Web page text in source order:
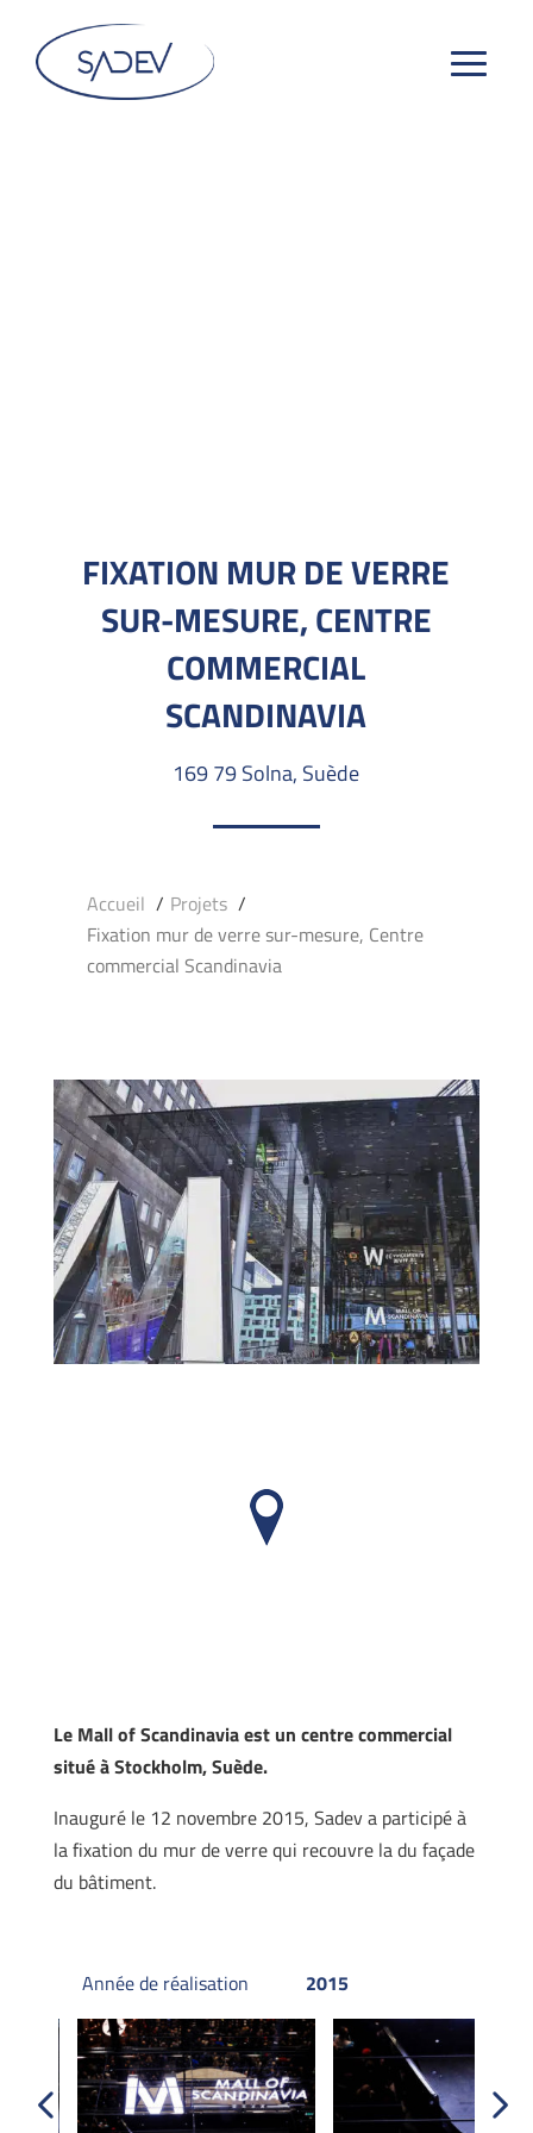
FIXATION MUR DE VERRE
SUR-MESURE, CENTRE
COMMERCIAL
SCANDINAVIA
169 79 Solna, Suède
Accueil
Projets
Fixation mur de verre sur-mesure, Centre
commercial Scandinavia
Le Mall of Scandinavia est un centre commercial
situé à Stockholm, Suède.
Inauguré le 12 novembre 2015, Sadev a participé à
la fixation du mur de verre qui recouvre la du façade
du bâtiment.
Année de réalisation 2015